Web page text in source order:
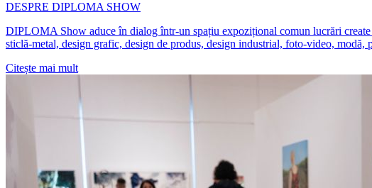
DESPRE DIPLOMA SHOW
DIPLOMA Show aduce în dialog într-un spațiu expozițional comun lucrări
sticlă-metal, design grafic, design de produs, design industrial, foto-video,
Citește mai mult